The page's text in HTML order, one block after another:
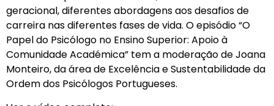
geracional, diferentes abordagens aos desafios de
carreira nas diferentes fases de vida. O episódio “O
Papel do Psicólogo no Ensino Superior: Apoio à
Comunidade Académica” tem a moderação de Joana
Monteiro, da área de Excelência e Sustentabilidade da
Ordem dos Psicólogos Portugueses.